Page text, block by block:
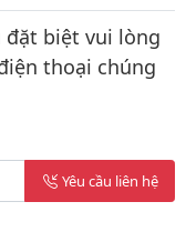
đặt biệt vui lòng
thoại chúng
Yêu cầu liên hệ